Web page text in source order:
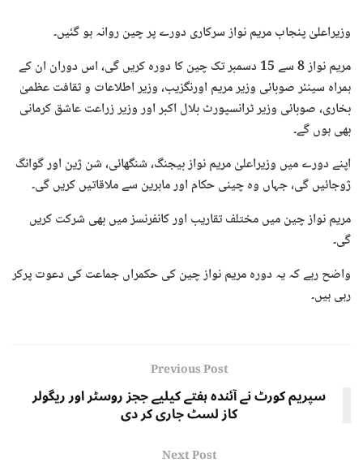
وزیراعلیٰ پنجاب مریم نواز سرکاری دورے پر چین روانہ ہو گئیں۔
مریم نواز 8 سے 15 دسمبر تک چین کا دورہ کریں گی، اس دوران ان کے
ہمراہ سینئر صوبائی وزیر مریم اورنگزیب، وزیر اطلاعات و ثقافت عظمیٰ
بخاری، صوبائی وزیر ٹرانسپورٹ بلال اکبر اور وزیر زراعت عاشق کرمانی
بھی ہوں گے۔
اپنے دورے میں وزیراعلیٰ مریم نواز بیجنگ، شنگھائی، شن ژین اور گوانگ
ژوجائیں گی، جہاں وہ چینی حکام اور ماہرین سے ملاقاتیں کریں گی۔
مریم نواز چین میں مختلف تقاریب اور کانفرنسز میں بھی شرکت کریں
گی۔
واضح رہے کہ یہ دورہ مریم نواز چین کی حکمراں جماعت کی دعوت پرکر
رہی ہیں۔
Previous Post
سپریم کورٹ نے آئندہ ہفتے کیلیے ججز روسٹر اور ریگولر
کاز لسٹ جاری کر دی
Next Post